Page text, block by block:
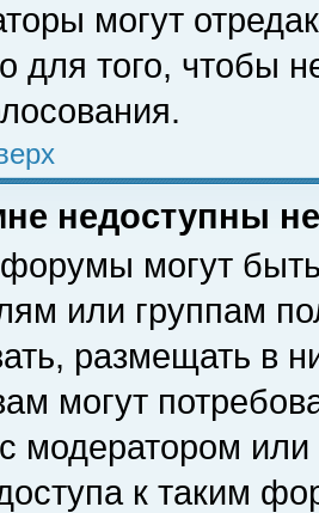
могут
для того, чтобы
недоступны
могут
или группам
размещать в
могут
модератором
к таким